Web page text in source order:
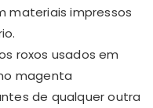
materiais impressos
roxos usados em
magenta
de qualquer outra